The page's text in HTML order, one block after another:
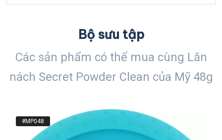
Bộ sưu tập
Các sản phẩm có thể mua cùng Lăn
nách Secret Powder Clean của Mỹ 48g
#MP048